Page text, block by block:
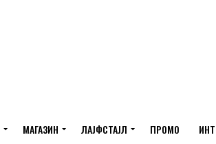
МАГАЗИН ЛАЈФСТАЈЛ ПРОМО